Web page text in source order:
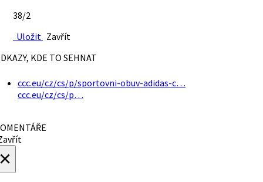
38/2
Uložit Zavřít
KDE TO SEHNAT
ccc.eu/cz/cs/p/sportovni-obuv-adidas-c…
ccc.eu/cz/cs/p…